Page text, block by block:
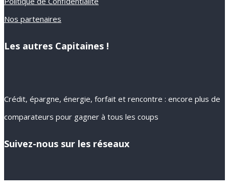
Nos partenaires
Les autres Capitaines !
Crédit, épargne, énergie, forfait et rencontre : encore plus de
comparateurs pour gagner à tous les coups
Suivez-nous sur les réseaux